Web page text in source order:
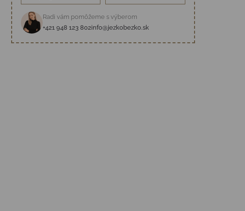
Radi vám pomôžeme s výberom
+421 948 123 802info@jezkobezko.sk